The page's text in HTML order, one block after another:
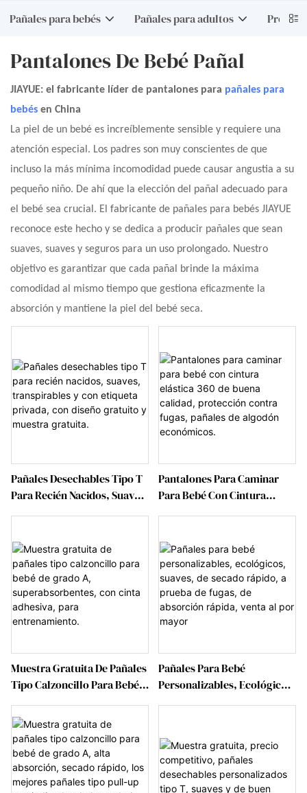
Pañales para bebés Pañales para adultos
Pantalones De Bebé Pañal
JIAYUE: el fabricante líder de pantalones para pañales para
bebés en China
La piel de un bebé es increíblemente sensible y requiere una
atención especial. Los padres son muy conscientes de que
incluso la más mínima incomodidad puede causar angustia a su
pequeño niño. De ahí que la elección del pañal adecuado para
el bebé sea crucial. El fabricante de pañales para bebés JIAYUE
reconoce este hecho y se dedica a producir pañales que sean
suaves, suaves y seguros para un uso prolongado. Nuestro
objetivo es garantizar que cada pañal brinde la máxima
comodidad al mismo tiempo que gestiona eficazmente la
absorción y mantiene la piel del bebé seca.
Pañales Desechables Tipo T
Para Recién Nacidos, Suaves,
Gratuito Y Muestra Gratuita.
Pantalones Para Caminar
Para Bebé Con Cintura
Fugas, Pañales De Algodón
Económicos.
Muestra Gratuita De Pañales
Tipo Calzoncillo Para Bebé
Superabsorbentes, Con
Cinta Adhesiva, Para
Entrenamiento.
Pañales Para Bebé
Personalizables, Ecológicos,
Por Mayor